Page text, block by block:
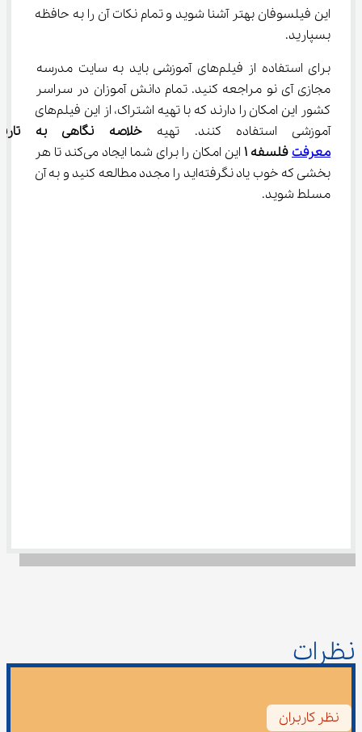
این فیلسوفان بهتر آشنا شوید و تمام نکات آن را به حافظه
بسپارید.
برای استفاده از فیلم‌های آموزشی باید به سایت مدرسه
مجازی آی نو مراجعه کنید. تمام دانش آموزان در سراسر
کشور این امکان را دارند که با تهیه اشتراک، از این فیلم‌های
آموزشی استفاده کنند. تهیه خلاصه نگاهی
به
معرفت فلسفه ۱
این امکان را برای شما ایجاد می‌کند تا هر
بخشی که خوب یاد نگرفته‌اید را مجدد مطالعه کنید و به آن
مسلط شوید.
نظرات
نظر کاربران